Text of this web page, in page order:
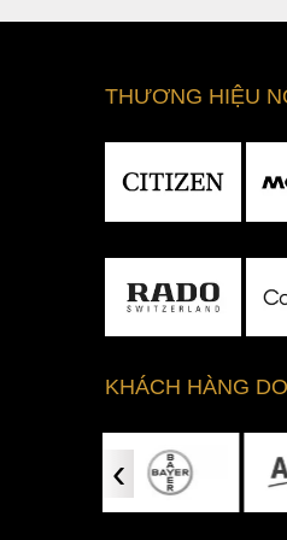
THƯƠNG HIỆU
KHÁCH HÀNG
‹